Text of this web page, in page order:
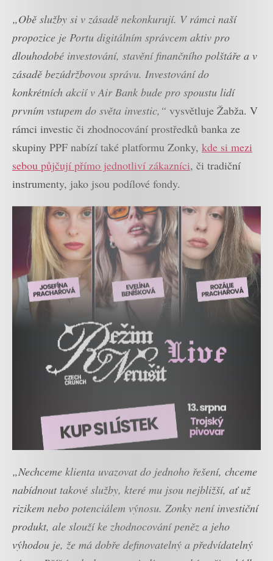
„Obě služby si v zásadě nekonkurují. V rámci naší
propozice je Portu digitálním správcem aktiv pro
dlouhodobé investování, stavění finančního polštáře a v
zásadě bezúdržbovou správu. Investování do
konkrétních akcií v Air Bank bude pro spoustu lidí
prvním vstupem do světa investic,“ vysvětluje Žabža. V
rámci investic či zhodnocování prostředků banka ze
skupiny PPF nabízí také platformu Zonky, kde si mezi
sebou půjčují přímo jednotliví zákazníci, či tradiční
instrumenty, jako jsou podílové fondy.
„Nechceme klienta uvazovat do jednoho řešení, chceme
nabídnout takové služby, které mu jsou nejbližší, ať už
rizikem nebo potenciálem výnosu. Zonky není investiční
produkt, ale slouží ke zhodnocování peněz a jeho
výhodou je, že má dobře definovatelný a předvídatelný